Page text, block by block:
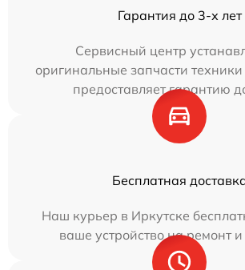
Гарантия до 3-х лет
Сервисный центр
оригинальные запчасти
предоставляет гарантию
Бесплатная
Наш курьер в Иркутске
ваше устройство на ремонт